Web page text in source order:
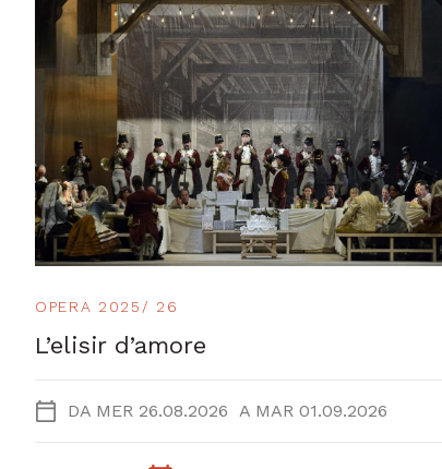
OPERA 2025/ 26
L’elisir d’amore
DA MER 26.08.2026 A MAR 01.09.2026